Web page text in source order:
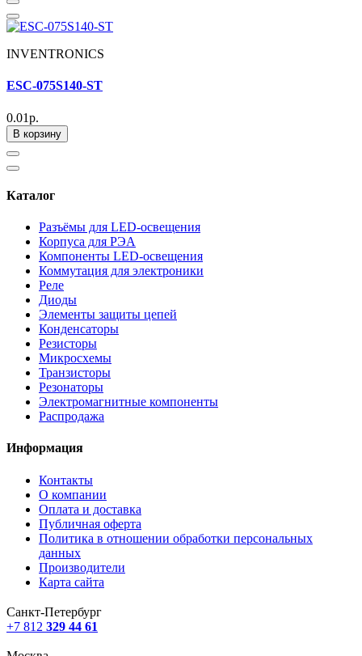
INVENTRONICS
ESC-075S140-ST
0.01р.
В корзину
Каталог
Разъёмы для LED-освещения
Корпуса для РЭА
Компоненты LED-освещения
Коммутация для электроники
Реле
Диоды
Элементы защиты цепей
Конденсаторы
Резисторы
Микросхемы
Транзисторы
Резонаторы
Электромагнитные компоненты
Распродажа
Информация
Контакты
О компании
Оплата и доставка
Публичная оферта
Политика в отношении обработки персональных
данных
Производители
Карта сайта
Санкт-Петербург
+7 812 329 44 61